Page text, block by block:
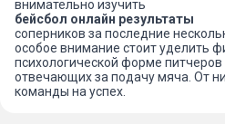
внимательно изучить
бейсбол онлайн результаты
соперников за последние
особое внимание стоит уделить
психологической форме
отвечающих за подачу мяча. От
команды на успех.